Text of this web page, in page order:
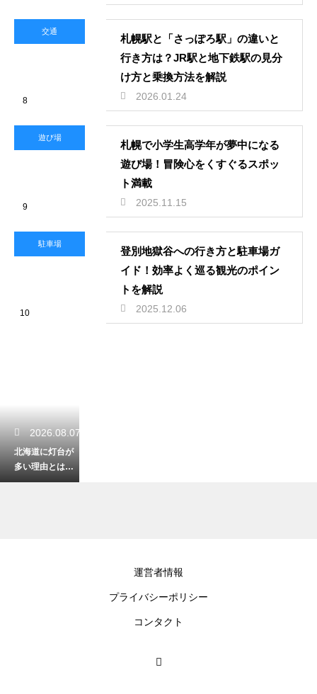
交通
8
札幌駅と「さっぽろ駅」の違いと
行き方は？JR駅と地下鉄駅の見分
け方と乗換方法を解説
2026.01.24
遊び場
9
札幌で小学生高学年が夢中になる
遊び場！冒険心をくすぐるスポッ
ト満載
2025.11.15
駐車場
10
登別地獄谷への行き方と駐車場ガ
イド！効率よく巡る観光のポイン
トを解説
2025.12.06
2026.08.07
北海道に灯台が
多い理由とは？
長い海岸線と開
運営者情報
プライバシーポリシー
コンタクト